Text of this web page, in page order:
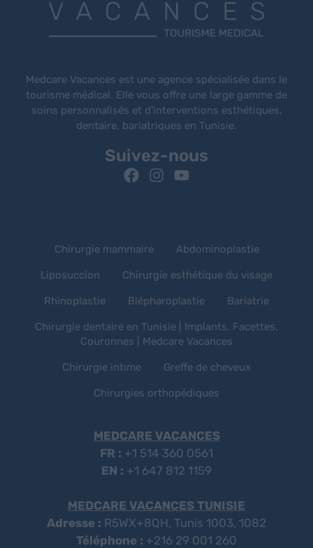
Medcare Vacances est une agence spécialisée dans le
tourisme médical. Elle vous offre une large gamme de
soins personnalisés et d’interventions esthétiques,
dentaire, bariatriques en Tunisie.
Suivez-nous
Chirurgie mammaire Abdominoplastie
Liposuccion Chirurgie esthétique du visage
Rhinoplastie Blépharoplastie Bariatrie
Chirurgie dentaire en Tunisie | Implants, Facettes,
Couronnes | Medcare Vacances
Chirurgie intime Greffe de cheveux
Chirurgies orthopédiques
MEDCARE VACANCES
FR : +1 514 360 0561
EN : +1 647 812 1159
MEDCARE VACANCES TUNISIE
Adresse : R5WX+8QH, Tunis 1003, 1082
Téléphone : +216 29 001 260